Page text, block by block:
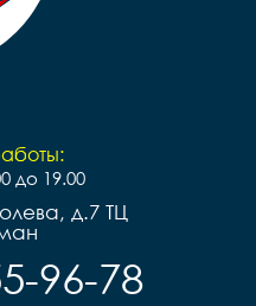
до 19.00
д.7 ТЦ
96-78